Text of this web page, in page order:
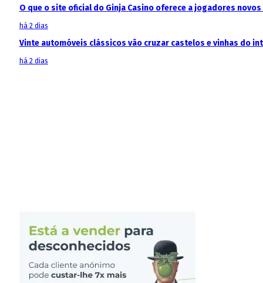
O que o site oficial do Ginja Casino oferece a jogadores
há 2 dias
Vinte automóveis clássicos vão cruzar castelos e vinhas do
há 2 dias